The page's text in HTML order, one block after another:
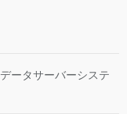
ータサーバーシステ